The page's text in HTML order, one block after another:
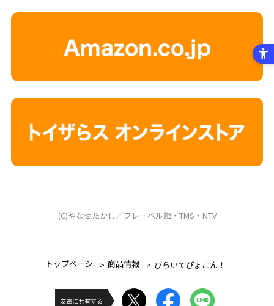
(C)やなせたかし／フレーベル館・TMS・NTV
トップページ 商品情報 ひらいてぴょこん！
友達に共有する